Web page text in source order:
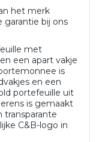
het merk
garantie bij ons
met
een apart vakje
is
en een
portefeuille uit
is gemaakt
transparante
C&B-logo in